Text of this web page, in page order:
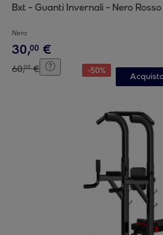
Bxt - Guanti Invernali - Nero
Nero
30,00 €
60,00 € -50%